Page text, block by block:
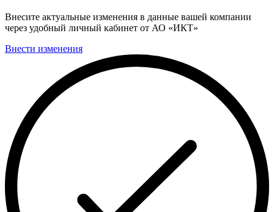
Внесите актуальные изменения в данные вашей компании
через удобный личный кабинет от АО «ИКТ»
Внести изменения